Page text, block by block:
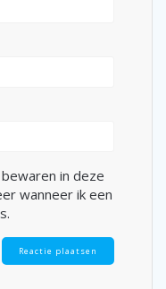
in deze
wanneer ik een